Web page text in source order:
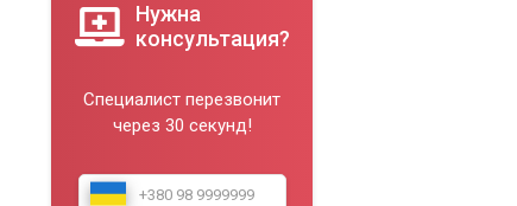
Нужна
консультация?
Специалист перезвонит
через 30 секунд!